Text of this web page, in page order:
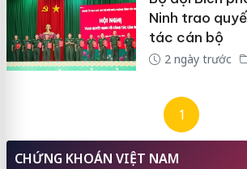
Ninh trao
tác cán bộ
2 ngày trước
1
CHỨNG KHOÁN VIỆT NAM